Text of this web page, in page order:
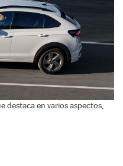
destaca en varios aspectos,